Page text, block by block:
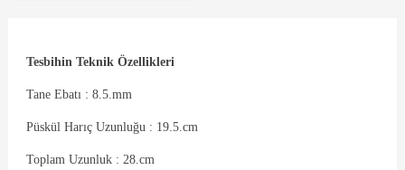
Tesbihin Teknik Özellikleri
Tane Ebatı : 8.5.mm
Püskül Harıç Uzunluğu : 19.5.cm
Toplam Uzunluk : 28.cm